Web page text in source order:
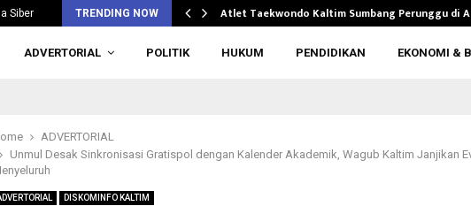
Siber TRENDING NOW
di… Atlet Taekwondo Kaltim Sumbang Perunggu di
ADVERTORIAL POLITIK HUKUM PENDIDIKAN EKONOMI &
ADVERTORIAL
Unmul Desak Sinkronisasi Gratispol dengan Kalender Akademik, Wagub Kaltim Janjikan
DISKOMINFO KALTIM